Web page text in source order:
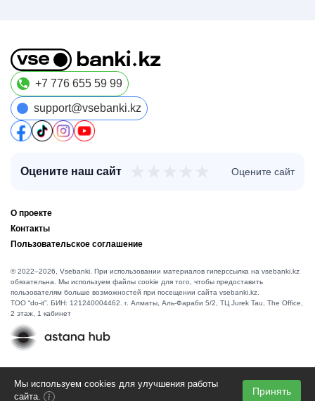
+7 776 655 59 99
support@vsebanki.kz
Оцените наш сайт Оцените сайт
О проекте
Контакты
Пользовательское соглашение
© 2022–2026, Vsebanki. При использовании материалов гиперссылка на vsebanki.kz
обязательна. Мы используем файлы cookie для того, чтобы предоставить
пользователям больше возможностей при посещении сайта vsebanki.kz.
TOO “do-it”. БИН: 121240004462. г. Алматы, ​Аль-Фараби 5/2, ТЦ Jurek Tau, The Office,
2 этаж, 1 кабинет
Мы используем cookies для улучшения работы
сайта.
Принять